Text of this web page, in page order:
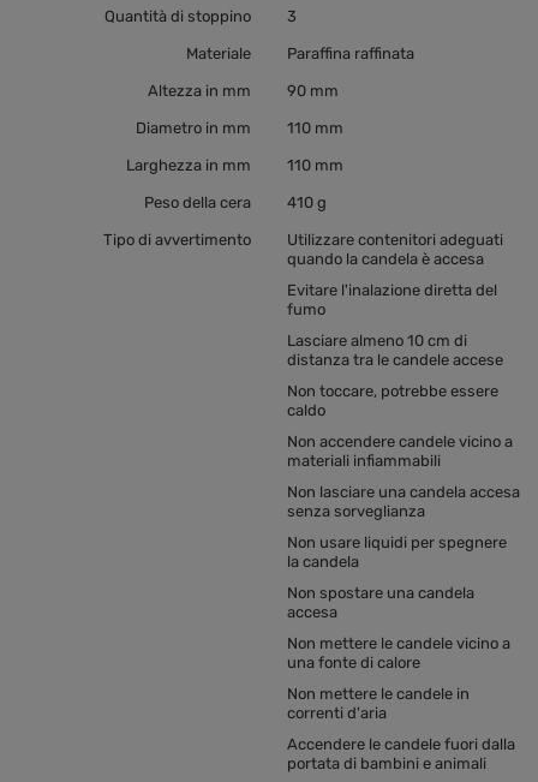
Quantità di stoppino 3
Materiale Paraffina raffinata
Altezza in mm 90 mm
Diametro in mm 110 mm
Larghezza in mm 110 mm
Peso della cera 410 g
Tipo di avvertimento
Utilizzare contenitori adeguati
quando la candela è accesa
Evitare l'inalazione diretta del
fumo
Lasciare almeno 10 cm di
distanza tra le candele accese
Non toccare, potrebbe essere
caldo
Non accendere candele vicino a
materiali infiammabili
Non lasciare una candela accesa
senza sorveglianza
Non usare liquidi per spegnere
la candela
Non spostare una candela
accesa
Non mettere le candele vicino a
una fonte di calore
Non mettere le candele in
correnti d'aria
Accendere le candele fuori dalla
portata di bambini e animali